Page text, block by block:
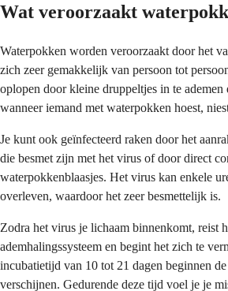
Wat veroorzaakt
Waterpokken worden veroorzaakt door het
zich zeer gemakkelijk van persoon tot
oplopen door kleine druppeltjes in te ademen
wanneer iemand met waterpokken hoest,
Je kunt ook geïnfecteerd raken door het
die besmet zijn met het virus of door direct
waterpokkenblaasjes. Het virus kan enkele
overleven, waardoor het zeer besmettelijk is.
Zodra het virus je lichaam binnenkomt, reist
ademhalingssysteem en begint het zich te
incubatietijd van 10 tot 21 dagen beginnen
verschijnen. Gedurende deze tijd voel je je